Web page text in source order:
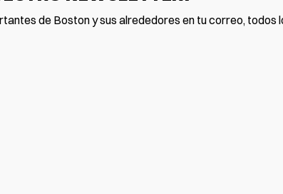
de Boston y sus alrededores en tu correo, todos